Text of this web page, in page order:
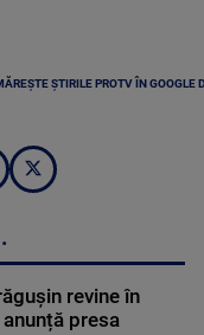
ȘTIRILE PROTV ÎN GOOGLE
revine în
anunță presa